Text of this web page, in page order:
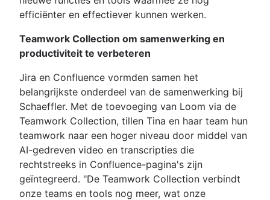
efficiënter en effectiever kunnen werken.
Teamwork Collection om samenwerking en
productiviteit te verbeteren
Jira en Confluence vormden samen het
belangrijkste onderdeel van de samenwerking bij
Schaeffler. Met de toevoeging van Loom via de
Teamwork Collection, tillen Tina en haar team hun
teamwork naar een hoger niveau door middel van
AI-gedreven video en transcripties die
rechtstreeks in Confluence-pagina's zijn
geïntegreerd. "De Teamwork Collection verbindt
onze teams en tools nog meer, wat onze